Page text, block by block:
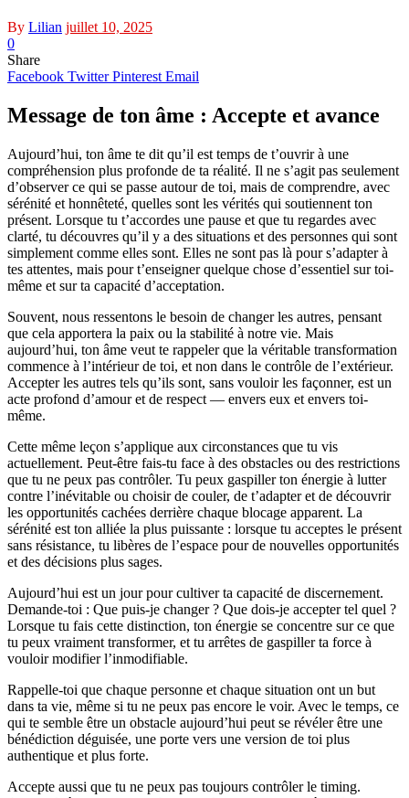
By Lilian juillet 10, 2025
0
Share
Facebook Twitter Pinterest Email
Message de ton âme : Accepte et avance
Aujourd’hui, ton âme te dit qu’il est temps de t’ouvrir à une
compréhension plus profonde de ta réalité. Il ne s’agit pas seulement
d’observer ce qui se passe autour de toi, mais de comprendre, avec
sérénité et honnêteté, quelles sont les vérités qui soutiennent ton
présent. Lorsque tu t’accordes une pause et que tu regardes avec
clarté, tu découvres qu’il y a des situations et des personnes qui sont
simplement comme elles sont. Elles ne sont pas là pour s’adapter à
tes attentes, mais pour t’enseigner quelque chose d’essentiel sur toi-
même et sur ta capacité d’acceptation.
Souvent, nous ressentons le besoin de changer les autres, pensant
que cela apportera la paix ou la stabilité à notre vie. Mais
aujourd’hui, ton âme veut te rappeler que la véritable transformation
commence à l’intérieur de toi, et non dans le contrôle de l’extérieur.
Accepter les autres tels qu’ils sont, sans vouloir les façonner, est un
acte profond d’amour et de respect — envers eux et envers toi-
même.
Cette même leçon s’applique aux circonstances que tu vis
actuellement. Peut-être fais-tu face à des obstacles ou des restrictions
que tu ne peux pas contrôler. Tu peux gaspiller ton énergie à lutter
contre l’inévitable ou choisir de couler, de t’adapter et de découvrir
les opportunités cachées derrière chaque blocage apparent. La
sérénité est ton alliée la plus puissante : lorsque tu acceptes le présent
sans résistance, tu libères de l’espace pour de nouvelles opportunités
et des décisions plus sages.
Aujourd’hui est un jour pour cultiver ta capacité de discernement.
Demande-toi : Que puis-je changer ? Que dois-je accepter tel quel ?
Lorsque tu fais cette distinction, ton énergie se concentre sur ce que
tu peux vraiment transformer, et tu arrêtes de gaspiller ta force à
vouloir modifier l’inmodifiable.
Rappelle-toi que chaque personne et chaque situation ont un but
dans ta vie, même si tu ne peux pas encore le voir. Avec le temps, ce
qui te semble être un obstacle aujourd’hui peut se révéler être une
bénédiction déguisée, une porte vers une version de toi plus
authentique et plus forte.
Accepte aussi que tu ne peux pas toujours contrôler le timing.